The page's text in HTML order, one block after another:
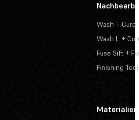
Wash + Cure
Wash L +
Fuse Sift +
Finishing
Materialien